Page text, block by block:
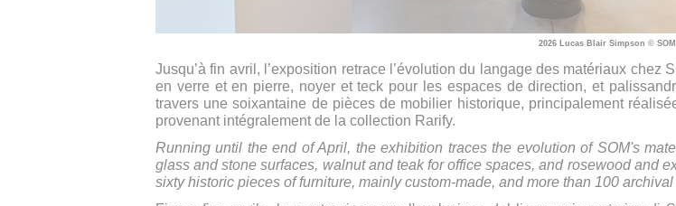
2026 Lucas Blair Simpson © SOM
Jusqu’à fin avril, l’exposition retrace l’évolution du langage des matériaux
en verre et en pierre, noyer et teck pour les espaces de direction, et
travers une soixantaine de pièces de mobilier historique, principalement
provenant intégralement de la collection Rarify.
Running until the end of April, the exhibition traces the evolution of SOM's
glass and stone surfaces, walnut and teak for office spaces, and rosewood and
sixty historic pieces of furniture, mainly custom-made, and more than 100